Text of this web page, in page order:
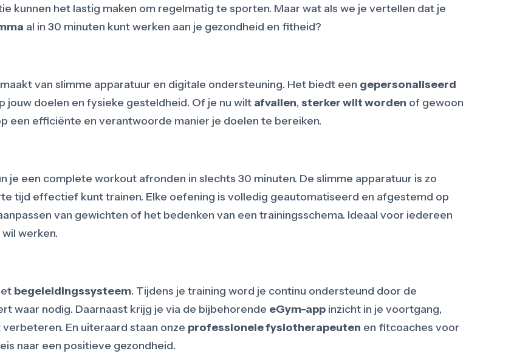
kunnen het lastig maken om regelmatig te sporten. Maar wat als we je vertellen dat je
al in 30 minuten kunt werken aan je gezondheid en fitheid?
van slimme apparatuur en digitale ondersteuning. Het biedt een gepersonaliseerd
jouw doelen en fysieke gesteldheid. Of je nu wilt afvallen,sterker wilt worden of gewoon
een efficiënte en verantwoorde manier je doelen te bereiken.
je een complete workout afronden in slechts 30 minuten. De slimme apparatuur is zo
tijd effectief kunt trainen. Elke oefening is volledig geautomatiseerd en afgestemd op
van gewichten of het bedenken van een trainingsschema. Ideaal voor iedereen
werken.
begeleidingssysteem. Tijdens je training word je continu ondersteund door de
waar nodig. Daarnaast krijg je via de bijbehorende eGym-app inzicht in je voortgang,
En uiteraard staan onze professionele fysiotherapeuten en fitcoaches voor
naar een positieve gezondheid.